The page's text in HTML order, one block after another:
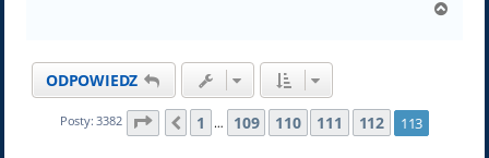
ODPOWIEDZ
Posty: 3382 Strona 113 z113
Poprzednia
1 … 109 110 111 112 113